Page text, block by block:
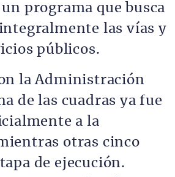
un programa que busca
las vías y
públicos.
la Administración
de las cuadras ya fue
a la
otras cinco
de ejecución.